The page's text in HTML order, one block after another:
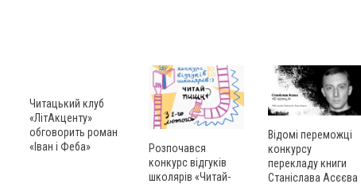
Читацький клуб
«ЛітАкценту»
обговорить роман
«Іван і Феба»
Розпочався
конкурс відгуків
школярів «Читай-
Відомі переможці
конкурсу
перекладу книги
Станіслава Асєєва